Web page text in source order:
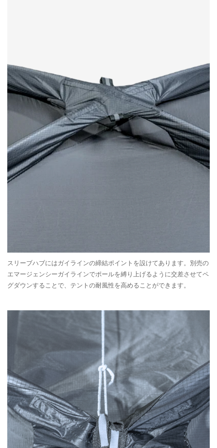
スリーブハブにはガイラインの締結ポイントを設けてあります。別売の
エマージェンシーガイラインでポールを縛り上げるように交差させてペ
グダウンすることで、テントの耐風性を高めることができます。